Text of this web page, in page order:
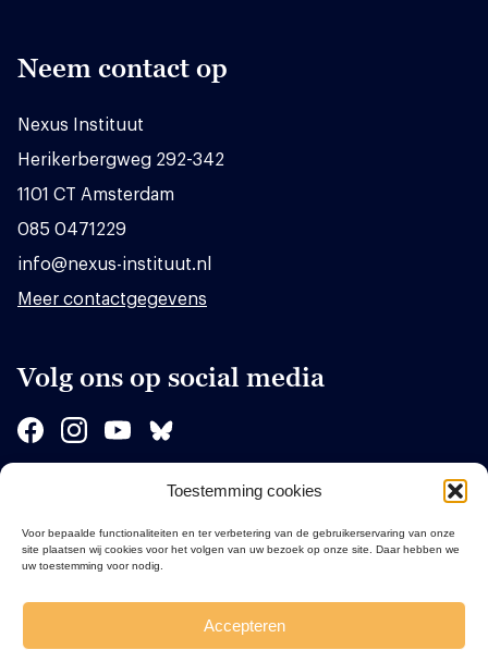
Toestemming cookies
Voor bepaalde functionaliteiten en ter verbetering van de gebruikerservaring van onze
site plaatsen wij cookies voor het volgen van uw bezoek op onze site. Daar hebben we
uw toestemming voor nodig.
Accepteren
Neem contact op
Nexus Instituut
Herikerbergweg 292-342
1101 CT Amsterdam
085 0471229
info@nexus-instituut.nl
Meer contactgegevens
Volg ons op social media